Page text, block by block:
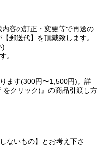
容の訂正・変更等で再送の
郵送代】を頂戴致します。
)
。
ます(300円〜1,500円)。詳
をクリック)』の商品引渡し方
ないもの】とお考え下さ